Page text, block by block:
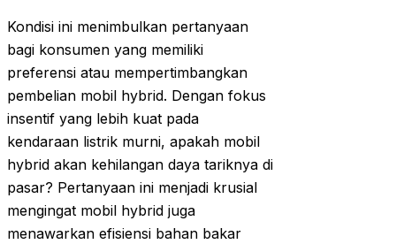
Kondisi ini menimbulkan pertanyaan
bagi konsumen yang memiliki
preferensi atau mempertimbangkan
pembelian mobil hybrid. Dengan fokus
insentif yang lebih kuat pada
kendaraan listrik murni, apakah mobil
hybrid akan kehilangan daya tariknya di
pasar? Pertanyaan ini menjadi krusial
mengingat mobil hybrid juga
menawarkan efisiensi bahan bakar